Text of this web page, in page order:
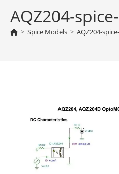
AQZ204-
> Spice Models > AQZ204-